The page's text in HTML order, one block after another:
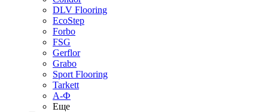
DLV Flooring
EcoStep
Forbo
FSG
Gerflor
Grabo
Sport Flooring
Tarkett
А-Ф
Еще